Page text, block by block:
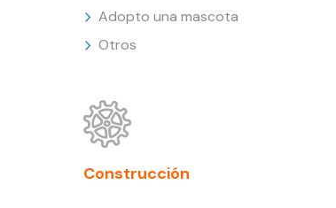
Adopto una mascota
Otros
Construcción